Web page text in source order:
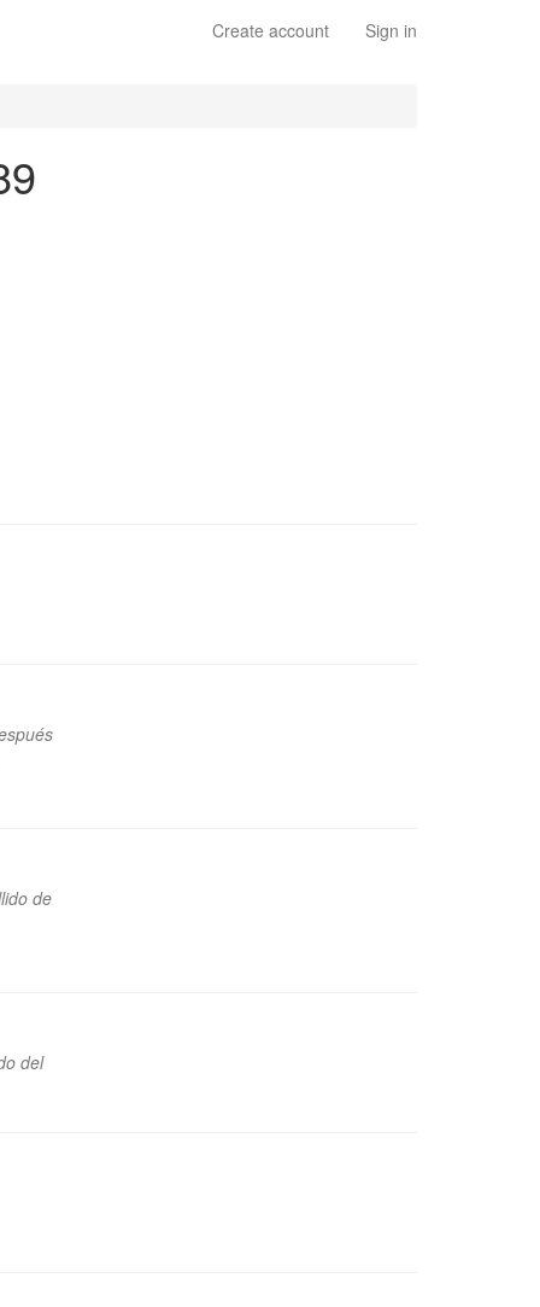
Create account Sign in
de
del